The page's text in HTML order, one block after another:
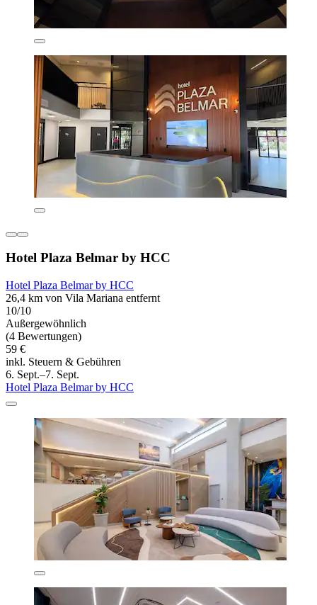
Hotel Plaza Belmar by HCC
Hotel Plaza Belmar by HCC
26,4 km von Vila Mariana entfernt
10/10
Außergewöhnlich
(4 Bewertungen)
59 €
inkl. Steuern & Gebühren
6. Sept.–7. Sept.
Hotel Plaza Belmar by HCC